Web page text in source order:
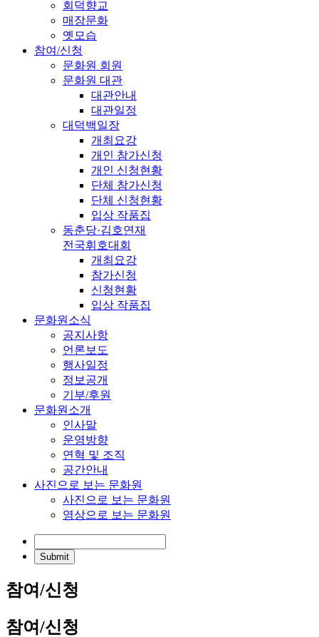
회덕향교
매장문화
옛모습
참여/신청
문화원 회원
문화원 대관
대관안내
대관일정
대덕백일장
개최요강
개인 참가신청
개인 신청현황
단체 참가신청
단체 신청현황
입상 작품집
동춘당·김호연재
전국휘호대회
개최요강
참가신청
신청현황
입상 작품집
문화원소식
공지사항
언론보도
행사일정
정보공개
기부/후원
문화원소개
인사말
운영방향
연혁 및 조직
공간안내
사진으로 보는 문화원
사진으로 보는 문화원
영상으로 보는 문화원
참여/신청
참여/신청